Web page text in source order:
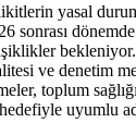
yasal
sonrası
ve denetim
toplum
uyumlu